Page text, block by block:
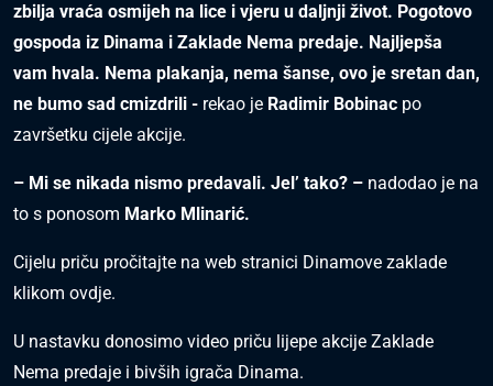
zbilja vraća osmijeh na lice i vjeru u daljnji život. Pogotovo
gospoda iz Dinama i Zaklade Nema predaje. Najljepša
vam hvala. Nema plakanja, nema šanse, ovo je sretan dan,
ne bumo sad cmizdrili - rekao je Radimir Bobinac po
završetku cijele akcije.
– Mi se nikada nismo predavali. Jel’ tako? – nadodao je na
to s ponosom Marko Mlinarić.
Cijelu priču pročitajte na web stranici Dinamove zaklade
klikom ovdje.
U nastavku donosimo video priču lijepe akcije Zaklade
Nema predaje i bivših igrača Dinama.